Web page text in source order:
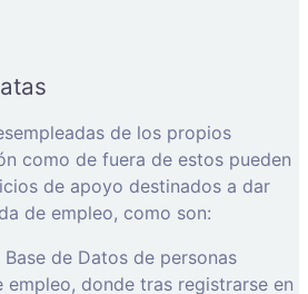
de los propios
como de fuera de estos pueden
de apoyo destinados a dar
de empleo, como son:
de Datos de personas
empleo, donde tras registrarse en